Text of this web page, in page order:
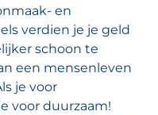
en
verdien je je geld
schoon te
een mensenleven
je voor
voor duurzaam!